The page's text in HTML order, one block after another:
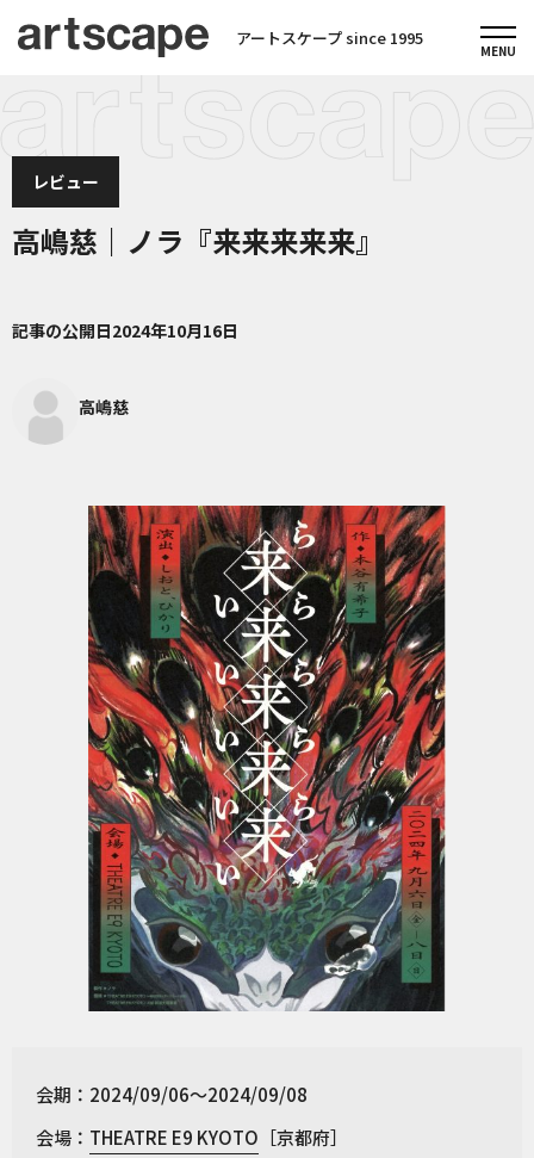
アートスケープ since 1995
レビュー
高嶋慈｜ノラ『来来来来来』
記事の公開日2024年10月16日
高嶋慈
会期：2024/09/06～2024/09/08
会場： THEATRE E9 KYOTO ［京都府］